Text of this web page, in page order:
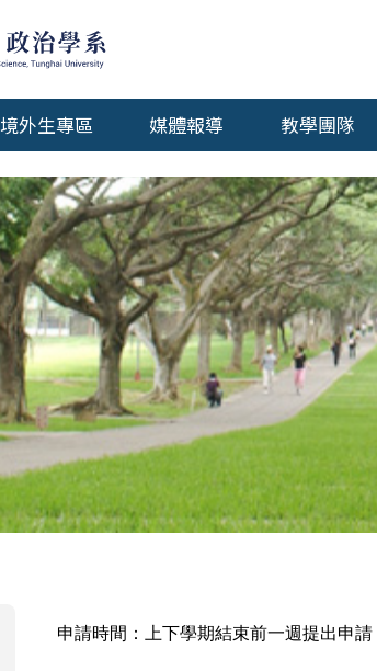
境外生專區 媒體報導 教學團隊
申請時間：上下學期結束前一週提出申請